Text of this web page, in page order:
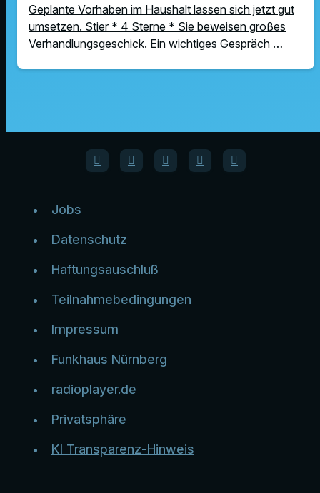
Geplante Vorhaben im Haushalt lassen sich jetzt gut
umsetzen. Stier * 4 Sterne * Sie beweisen großes
Verhandlungsgeschick. Ein wichtiges Gespräch …
Jobs
Datenschutz
Haftungsauschluß
Teilnahmebedingungen
Impressum
Funkhaus Nürnberg
radioplayer.de
Privatsphäre
KI Transparenz-Hinweis